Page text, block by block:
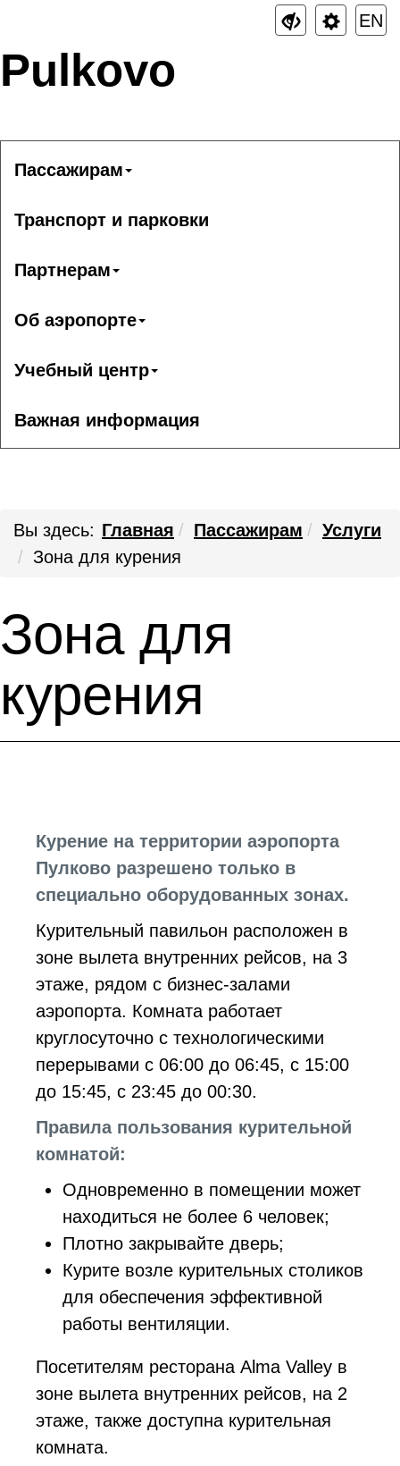
EN
Pulkovo
Пассажирам
Транспорт и парковки
Партнерам
Об аэропорте
Учебный центр
Важная информация
Вы здесь: Главная Пассажирам
Услуги
Зона для курения
Зона для
курения
Курение на территории аэропорта
Пулково разрешено только в
специально оборудованных зонах.
Курительный павильон расположен в
зоне вылета внутренних рейсов, на 3
этаже, рядом с бизнес-залами
аэропорта. Комната работает
круглосуточно с технологическими
перерывами с 06:00 до 06:45, с 15:00
до 15:45, с 23:45 до 00:30.
Правила пользования курительной
комнатой:
Одновременно в помещении может
находиться не более 6 человек;
Плотно закрывайте дверь;
Курите возле курительных столиков
для обеспечения эффективной
работы вентиляции.
Посетителям ресторана Alma Valley в
зоне вылета внутренних рейсов, на 2
этаже, также доступна курительная
комната.